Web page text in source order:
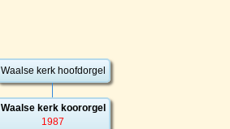
Waalse kerk hoofdorgel
Waalse kerk koororgel
1987